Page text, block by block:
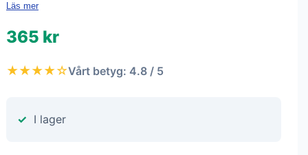
Läs mer
365 kr
★★★★☆Vårt betyg: 4.8 / 5
I lager